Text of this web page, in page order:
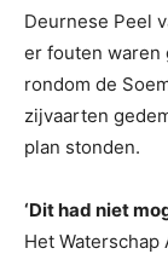
Deurnese Peel
er fouten waren
rondom de
zijvaarten
plan stonden.
‘Dit had niet
Het